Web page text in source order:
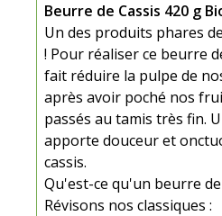
Beurre de Cassis 420 g
Un des produits phares
! Pour réaliser ce beurre
fait réduire la pulpe de
après avoir poché nos
passés au tamis très fin.
apporte douceur et
cassis.
Qu'est-ce qu'un beurre
Révisons nos classiques :